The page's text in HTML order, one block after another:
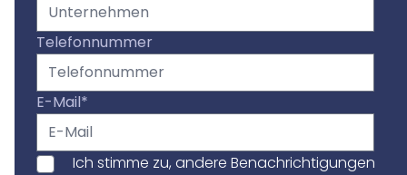
Telefonnummer
E-Mail*
Ich stimme zu, andere Benachrichtigungen